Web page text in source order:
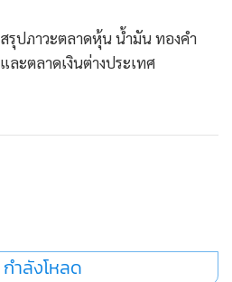
สรุปภาวะตลาดหุ้น น้ำมัน ทองคำ
และตลาดเงินต่างประเทศ
กำลังโหลด